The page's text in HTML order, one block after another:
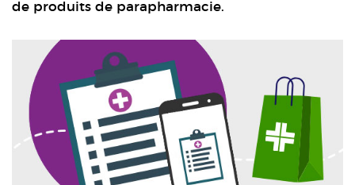
de produits de parapharmacie.